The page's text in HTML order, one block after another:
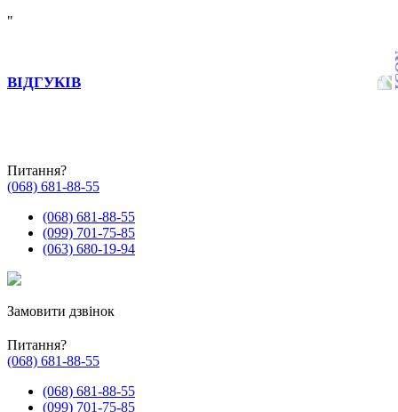
"
ВІДГУКІВ
Питання?
(068) 681-88-55
(068) 681-88-55
(099) 701-75-85
(063) 680-19-94
Замовити дзвінок
Питання?
(068) 681-88-55
(068) 681-88-55
(099) 701-75-85